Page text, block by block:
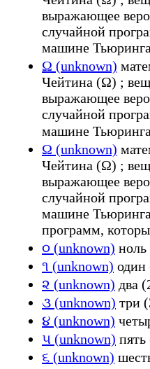
выражающее
случайной
машине
Ω (unknown)
Чейтина (Ω) ;
выражающее
случайной
машине
Ω (unknown)
Чейтина (Ω) ;
выражающее
случайной
машине
программ,
૦ (unknown) ноль
૧ (unknown) один
૨ (unknown) два
૩ (unknown) три
૪ (unknown)
૫ (unknown) пять
૬ (unknown)